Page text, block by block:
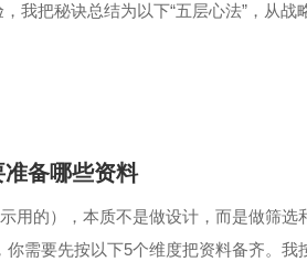
我把秘诀总结为以下“五层心法”，从
备哪些资料
用的），本质不是做设计，而是做筛
需要先按以下5个维度把资料备齐。我